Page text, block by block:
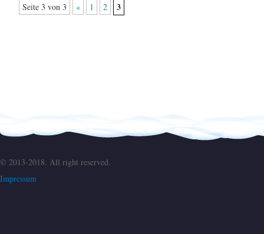
Seite 3 von 3 « 1 2 3
© 2013-2018. All right reserved.
Impressum